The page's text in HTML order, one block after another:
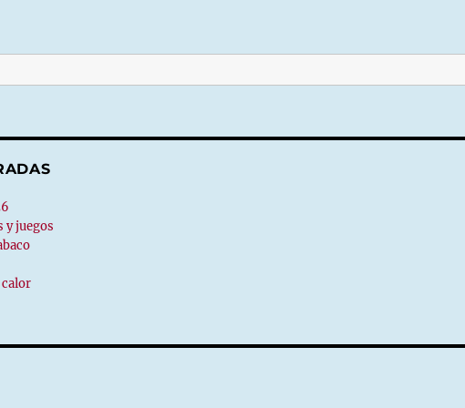
y juegos
calor